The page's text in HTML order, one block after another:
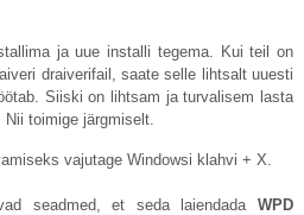
ja uue installi tegema. Kui teil on
draiverifail, saate selle lihtsalt uuesti
Siiski on lihtsam ja turvalisem lasta
toimige järgmiselt.
vajutage Windowsi klahvi + X.
seadmed, et seda laiendadaWPD